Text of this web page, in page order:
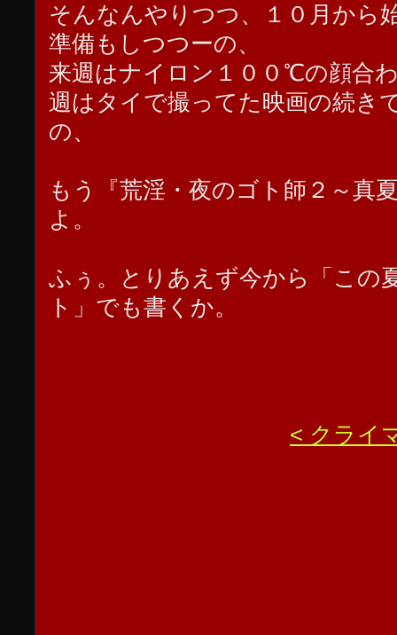
そんなんやりつつ、１０月から
準備もしつつーの、
来週はナイロン１００℃の顔合
週はタイで撮ってた映画の続き
の、
もう『荒淫・夜のゴト師２～真
よ。
ふぅ。とりあえず今から「この
ト」でも書くか。
< クライ